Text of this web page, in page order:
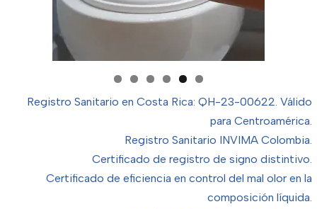
Registro Sanitario en Costa Rica: QH-23-00622. Válido
para Centroamérica.
Registro Sanitario INVIMA Colombia.
Certificado de registro de signo distintivo.
Certificado de eficiencia en control del mal olor en la
composición líquida.